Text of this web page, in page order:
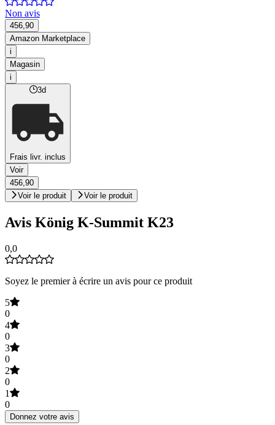
Non avis
456,90
Amazon Marketplace
i
Magasin
i
3d
Frais livr. inclus
Voir
456,90
Voir le produit
Voir le produit
Avis König K-Summit K23
0,0
Soyez le premier à écrire un avis pour ce produit
5
0
4
0
3
0
2
0
1
0
Donnez votre avis